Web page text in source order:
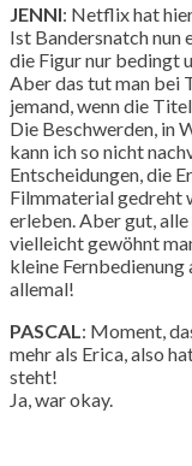
JENNI: Netflix hat
Ist Bandersnatch nun
die Figur nur bedingt
Aber das tut man bei
jemand, wenn die
Die Beschwerden, in
kann ich so nicht
Entscheidungen, die
Filmmaterial gedreht
erleben. Aber gut,
vielleicht gewöhnt
kleine
allemal!
PASCAL : Moment,
mehr als Erica, also
steht!
Ja, war okay.